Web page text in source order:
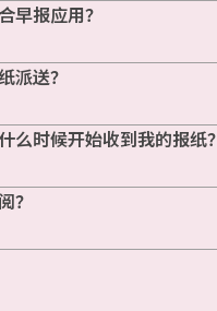
早报应用？
派送？
么时候开始收到我的报纸？
？